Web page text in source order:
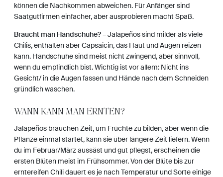
können die Nachkommen abweichen. Für Anfänger sind
Saatgutfirmen einfacher, aber ausprobieren macht Spaß.
Braucht man Handschuhe?– Jalapeños sind milder als viele
Chilis, enthalten aber Capsaicin, das Haut und Augen reizen
kann. Handschuhe sind meist nicht zwingend, aber sinnvoll,
wenn du empfindlich bist. Wichtig ist vor allem: Nicht ins
Gesicht/ in die Augen fassen und Hände nach dem Schneiden
gründlich waschen.
WANN KANN MAN ERNTEN?
Jalapeños brauchen Zeit, um Früchte zu bilden, aber wenn die
Pflanze einmal startet, kann sie über längere Zeit liefern. Wenn
du im Februar/März aussäst und gut pflegst, erscheinen die
ersten Blüten meist im Frühsommer. Von der Blüte bis zur
erntereifen Chili dauert es je nach Temperatur und Sorte einige